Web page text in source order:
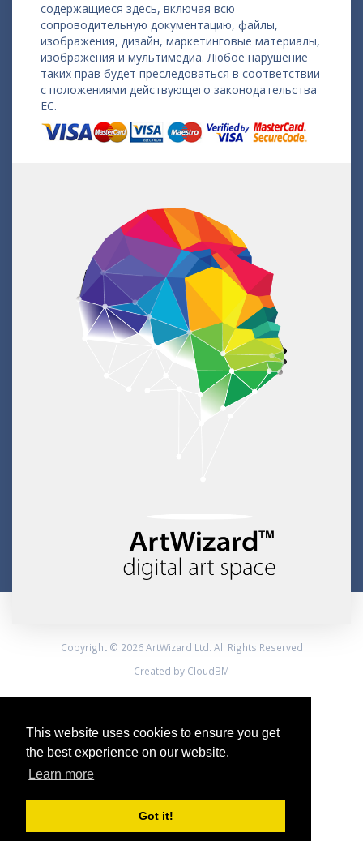
This website uses cookies to ensure you get
the best experience on our website.
Learn more
Got it!
содержащиеся здесь, включая всю
сопроводительную документацию, файлы,
изображения, дизайн, маркетинговые материалы,
изображения и мультимедиа. Любое нарушение
таких прав будет преследоваться в соответствии
с положениями действующего законодательства
ЕС.
Copyright © 2026 ArtWizard Ltd. All Rights Reserved
Created by CloudBM